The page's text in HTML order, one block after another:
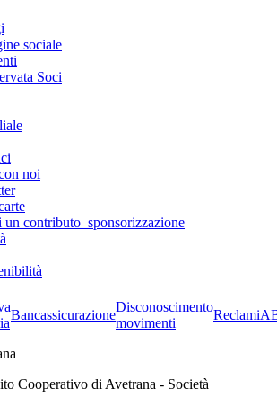
sociale
Soci
noi
un contributo_sponsorizzazione
Bancassicurazione
Disconoscimento
movimenti
Reclami
Cooperativo di Avetrana - Società